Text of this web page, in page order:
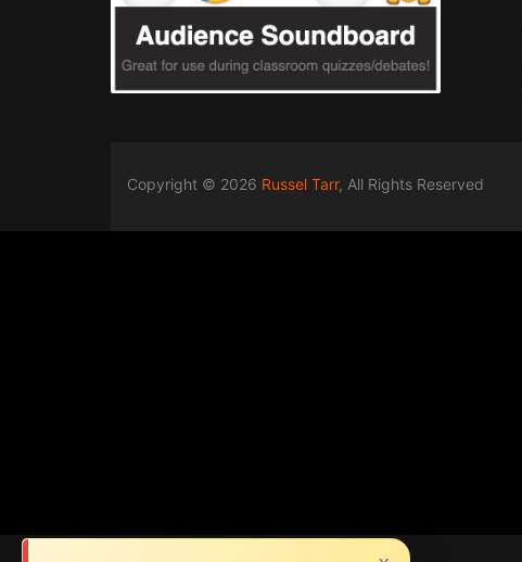
Copyright © 2026 Russel Tarr, All Rights Reserved